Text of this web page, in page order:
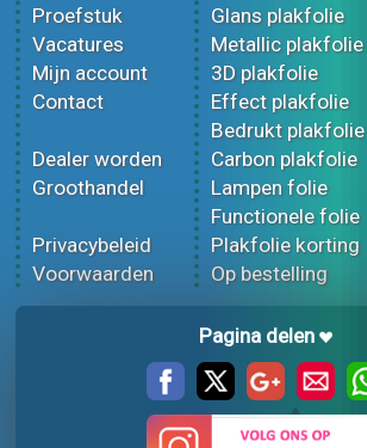
Proefstuk
Vacatures
Mijn account
Contact
Dealer worden
Groothandel
Privacybeleid
Voorwaarden
Glans plakfolie
Metallic plakfolie
3D plakfolie
Effect plakfolie
Bedrukt plakfolie
Carbon plakfolie
Lampen folie
Functionele folie
Plakfolie korting
Op bestelling
Pagina delen